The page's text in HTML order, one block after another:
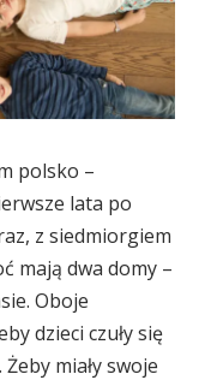
polsko –
lata po
z siedmiorgiem
mają dwa domy –
Oboje
dzieci czuły się
miały swoje